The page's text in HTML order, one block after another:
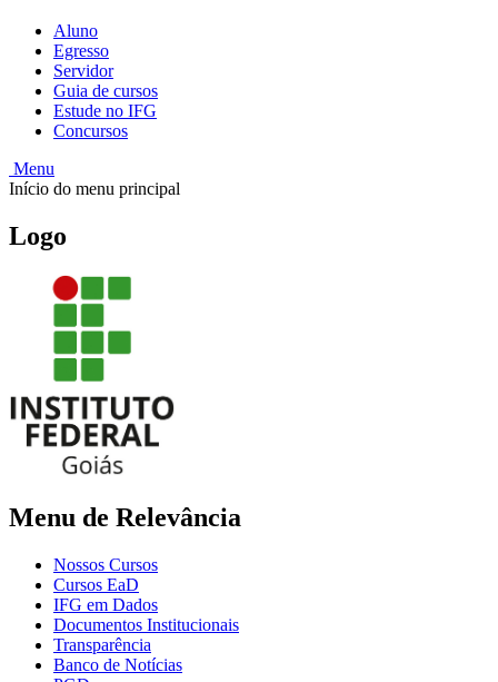
Aluno
Egresso
Servidor
Guia de cursos
Estude no IFG
Concursos
Menu
Início do menu principal
Logo
Menu de Relevância
Nossos Cursos
Cursos EaD
IFG em Dados
Documentos Institucionais
Transparência
Banco de Notícias